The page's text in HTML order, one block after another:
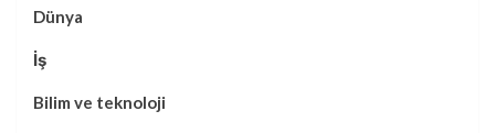
Dünya
İş
Bilim ve teknoloji